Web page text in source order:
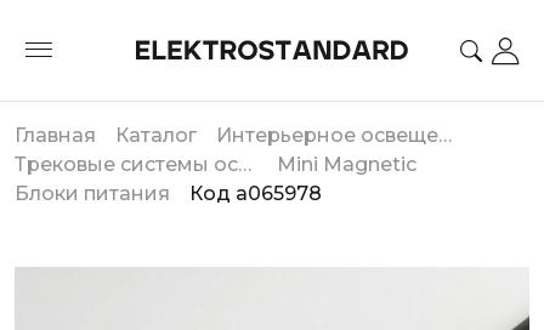
Главная Каталог
Интерьерное освещение
Трековые системы освещения
Mini Magnetic
Блоки питания
Код a065978